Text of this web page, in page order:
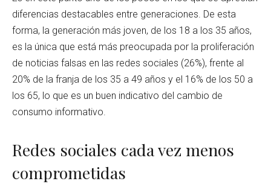
diferencias destacables entre generaciones. De esta
forma, la generación más joven, de los 18 a los 35 años,
es la única que está más preocupada por la proliferación
de noticias falsas en las redes sociales (26%), frente al
20% de la franja de los 35 a 49 años y el 16% de los 50 a
los 65, lo que es un buen indicativo del cambio de
consumo informativo.
Redes sociales cada vez menos
comprometidas